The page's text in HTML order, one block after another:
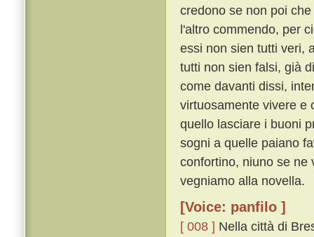
credono se non poi
l'altro commendo, per
essi non sien tutti veri,
tutti non sien falsi, già
come davanti dissi,
virtuosamente vivere e
quello lasciare i buoni
sogni a quelle paiano
confortino, niuno se ne
vegniamo alla novella.
[Voice: panfilo ]
[ 008 ] Nella città di